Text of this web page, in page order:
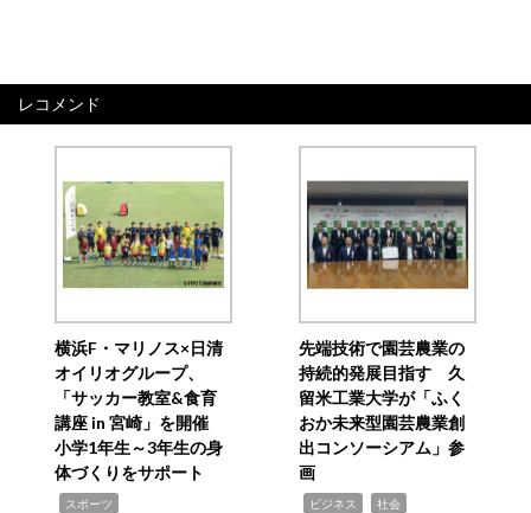
レコメンド
横浜F・マリノス×日清
オイリオグループ、
「サッカー教室&食育
講座 in 宮崎」を開催
小学1年生～3年生の身
体づくりをサポート
スポーツ
先端技術で園芸農業の
持続的発展目指す 久
留米工業大学が「ふく
おか未来型園芸農業創
出コンソーシアム」参
画
ビジネス 社会